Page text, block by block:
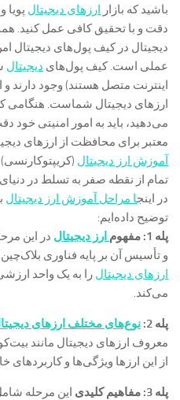
باشید که بازار ارزهای دیجیتال پویا
دقت و با تحقیق کافی عمل کنید.
دیجیتال در کیف پول‌های دیجیتال
عملی است. کیف پول‌های دیجیتال
اینترنت متصل هستند) وجود دارند
ارزهای دیجیتال شماست. هنگامی
می‌دهید، باید به امور امنیتی
معتبر برای محافظت از ارزهای
آموزش ارز دیجیتال
تمام از نقطه صفر به تسلط در
در اینجا مراحل آموزش ارز دیجیتال
توضیح داده‌ایم:
پله 1: مفهوم
ارز دیجیتال در این
و تأسیس آن بر پایه فناوری
ارزهای دیجیتال را به یک واحد
می‌کند.
پله 2: نوع‌های مختلف ارزهای
معروف ارزهای دیجیتال مانند
از این ارزها ویژگی‌ها و کاربردهای
پله 3: مفاهیم کلیدی
این مرحله